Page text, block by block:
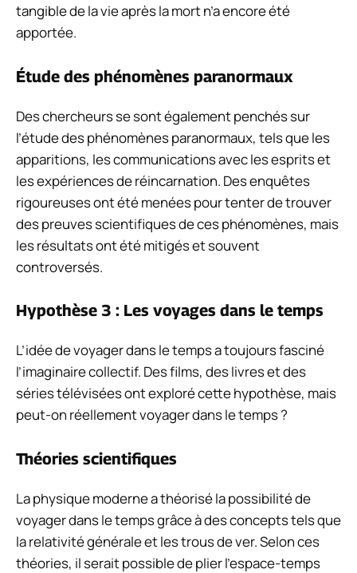
tangible de la vie après la mort n’a encore été
apportée.
Étude des phénomènes paranormaux
Des chercheurs se sont également penchés sur
l’étude des phénomènes paranormaux, tels que les
apparitions, les communications avec les esprits et
les expériences de réincarnation. Des enquêtes
rigoureuses ont été menées pour tenter de trouver
des preuves scientifiques de ces phénomènes, mais
les résultats ont été mitigés et souvent
controversés.
Hypothèse 3 : Les voyages dans le temps
L’idée de voyager dans le temps a toujours fasciné
l’imaginaire collectif. Des films, des livres et des
séries télévisées ont exploré cette hypothèse, mais
peut-on réellement voyager dans le temps ?
Théories scientifiques
La physique moderne a théorisé la possibilité de
voyager dans le temps grâce à des concepts tels que
la relativité générale et les trous de ver. Selon ces
théories, il serait possible de plier l’espace-temps